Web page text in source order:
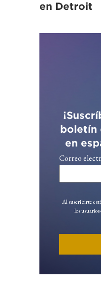
en Detroit
boletín
en
Correo
Al suscribirte
los